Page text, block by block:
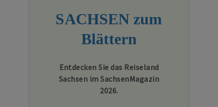
SACHSEN zum
Blättern
Entdecken Sie das Reiseland
Sachsen im SachsenMagazin
2026.